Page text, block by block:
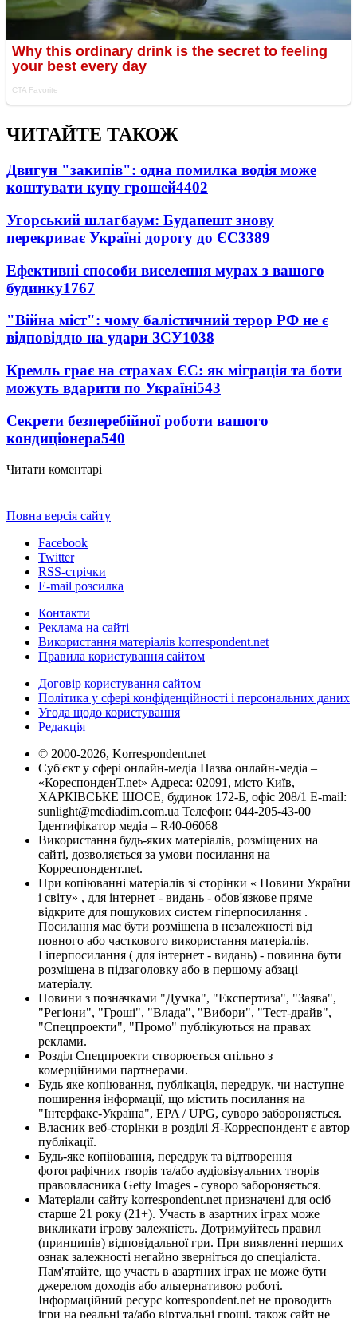
ЧИТАЙТЕ ТАКОЖ
Двигун "закипів": одна помилка водія може
коштувати купу грошей4402
Угорський шлагбаум: Будапешт знову
перекриває Україні дорогу до ЄС3389
Ефективні способи виселення мурах з вашого
будинку1767
"Війна міст": чому балістичний терор РФ не є
відповіддю на удари ЗСУ1038
Кремль грає на страхах ЄС: як міграція та боти
можуть вдарити по Україні543
Секрети безперебійної роботи вашого
кондиціонера540
Читати коментарі
Повна версія сайту
Facebook
Twitter
RSS-стрічки
E-mail розсилка
Контакти
Реклама на сайті
Використання матеріалів korrespondent.net
Правила користування сайтом
Договір користування сайтом
Політика у сфері конфіденційності і персональних даних
Угода щодо користування
Редакція
© 2000-2026, Korrespondent.net
Суб'єкт у сфері онлайн-медіа Назва онлайн-медіа –
«КореспонденТ.net» Адреса: 02091, місто Київ,
ХАРКІВСЬКЕ ШОСЕ, будинок 172-Б, офіс 208/1 E-mail:
sunlight@mediadim.com.ua Телефон: 044-205-43-00
Ідентифікатор медіа – R40-06068
Використання будь-яких матеріалів, розміщених на
сайті, дозволяється за умови посилання на
Корреспондент.net.
При копіюванні матеріалів зі сторінки « Новини України
і світу» , для інтернет - видань - обов'язкове пряме
відкрите для пошукових систем гіперпосилання .
Посилання має бути розміщена в незалежності від
повного або часткового використання матеріалів.
Гіперпосилання ( для інтернет - видань) - повинна бути
розміщена в підзаголовку або в першому абзаці
матеріалу.
Новини з позначками "Думка", "Експертиза", "Заява",
"Регіони", "Гроші", "Влада", "Вибори", "Тест-драйв",
"Спецпроекти", "Промо" публікуються на правах
реклами.
Розділ Спецпроекти створюється спільно з
комерційними партнерами.
Будь яке копіювання, публікація, передрук, чи наступне
поширення інформації, що містить посилання на
"Інтерфакс-Україна", EPA / UPG, суворо забороняється.
Власник веб-сторінки в розділі Я-Корреспондент є автор
публікації.
Будь-яке копіювання, передрук та відтворення
фотографічних творів та/або аудіовізуальних творів
правовласника Getty Images - суворо забороняється.
Матеріали сайту korrespondent.net призначені для осіб
старше 21 року (21+). Участь в азартних іграх може
викликати ігрову залежність. Дотримуйтесь правил
(принципів) відповідальної гри. При виявленні перших
ознак залежності негайно зверніться до спеціаліста.
Пам'ятайте, що участь в азартних іграх не може бути
джерелом доходів або альтернативою роботі.
Інформаційний ресурс korrespondent.net не проводить
ігри на реальні та/або віртуальні гроші, також сайт не